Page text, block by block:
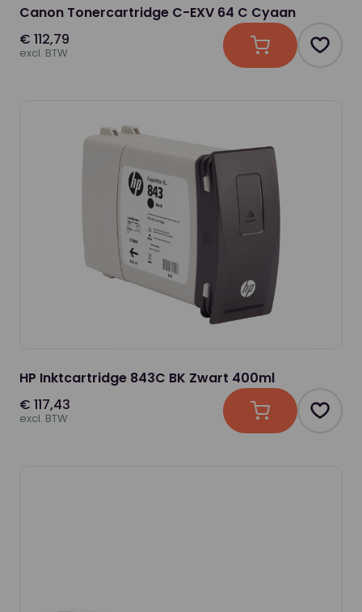
Canon Tonercartridge C-EXV 64 C Cyaan
€ 112,79
excl. BTW In winkelwagen
HP Inktcartridge 843C BK Zwart 400ml
€ 117,43
excl. BTW In winkelwagen